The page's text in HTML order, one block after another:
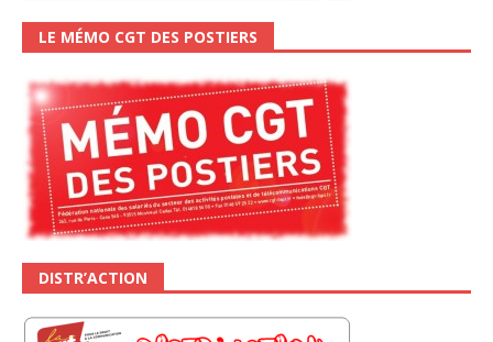
LE MÉMO CGT DES POSTIERS
DISTR’ACTION